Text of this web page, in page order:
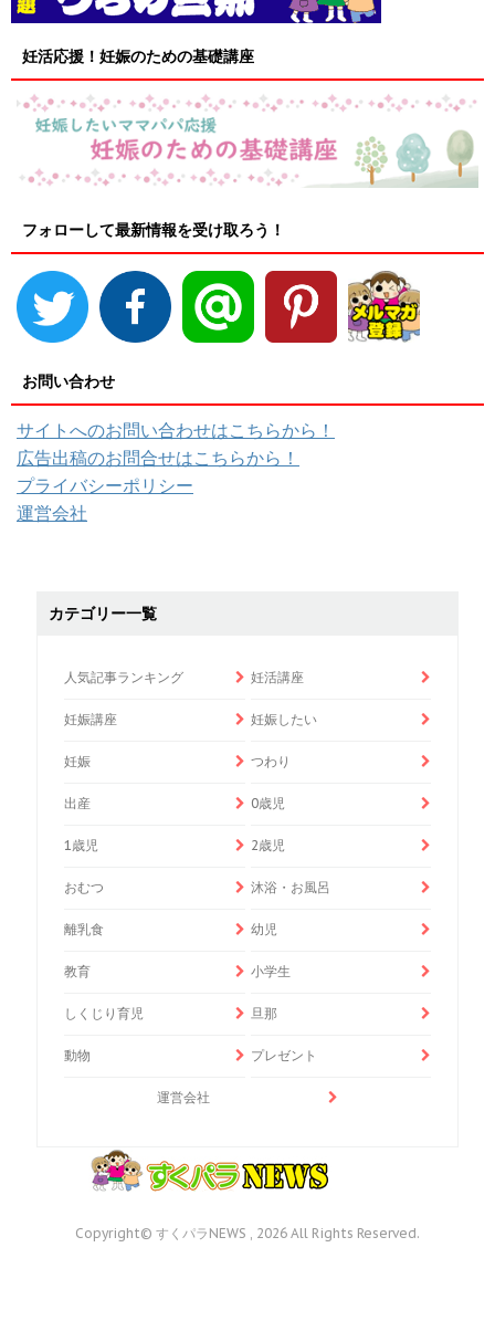
妊活応援！妊娠のための基礎講座
フォローして最新情報を受け取ろう！
お問い合わせ
サイトへのお問い合わせはこちらから！
広告出稿のお問合せはこちらから！
プライバシーポリシー
運営会社
カテゴリー一覧
人気記事ランキング 妊活講座
妊娠講座 妊娠したい
妊娠 つわり
出産 0歳児
1歳児 2歳児
おむつ 沐浴・お風呂
離乳食 幼児
教育 小学生
しくじり育児 旦那
動物 プレゼント
運営会社
Copyright© すくパラNEWS , 2026 All Rights Reserved.